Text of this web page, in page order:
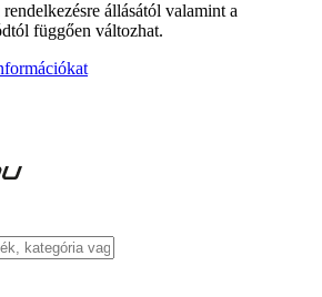
állásától valamint a
függően változhat.